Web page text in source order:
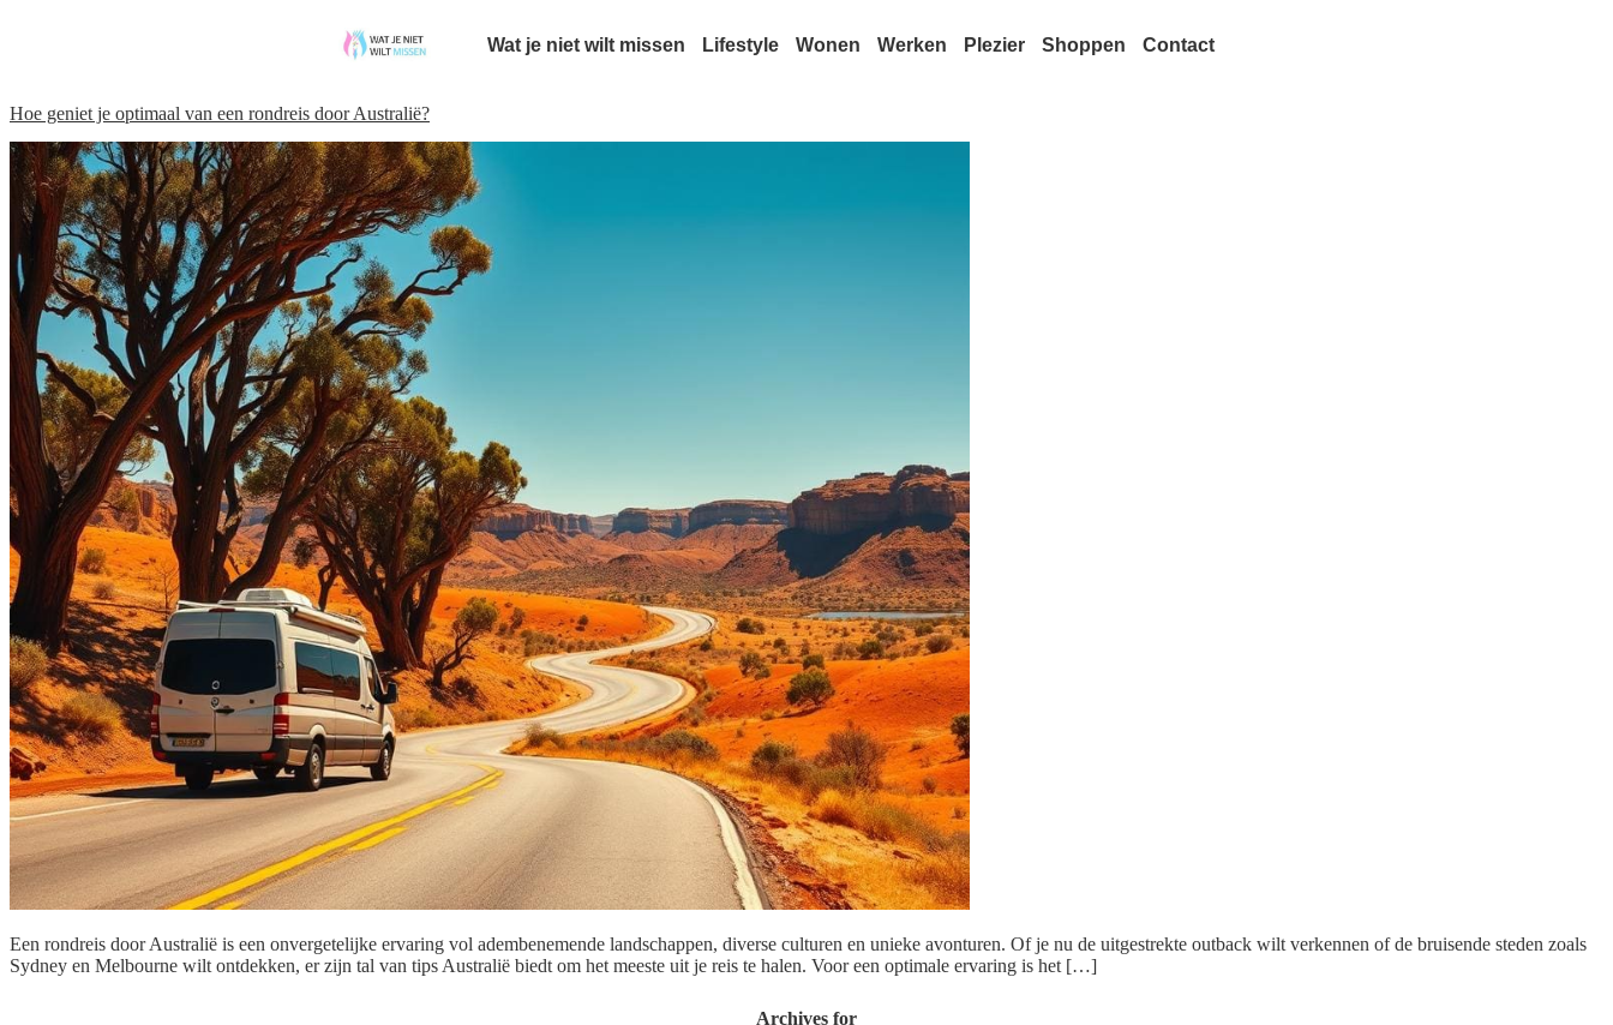
Wat je niet wilt missen Lifestyle Wonen Werken Plezier Shoppen Contact
Hoe geniet je optimaal van een rondreis door Australië?
Een rondreis door Australië is een onvergetelijke ervaring vol adembenemende landschappen, diverse culturen en unieke avonturen. Of je nu de uitgestrekte outback wilt verkennen of de bruisende steden zoals
Sydney en Melbourne wilt ontdekken, er zijn tal van tips Australië biedt om het meeste uit je reis te halen. Voor een optimale ervaring is het […]
Archives for